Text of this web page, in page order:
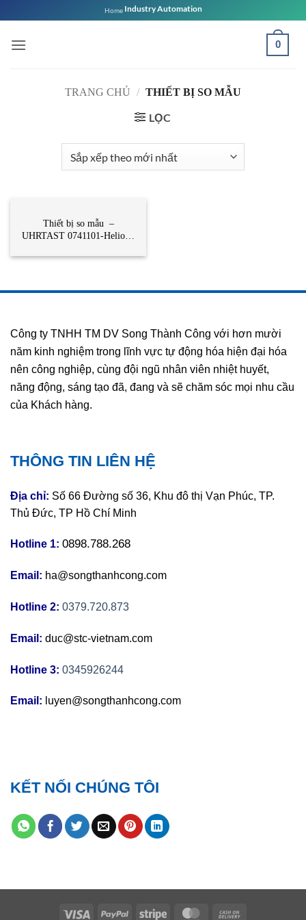
qua
nội
Home Industry Automation
0
TRANG CHỦ / THIẾT BỊ SO MẪU
LỌC
Thiết bị so mẫu –
UHRTAST 0741101-Helios -
Nam
Công ty TNHH TM DV Song Thành Công với hơn mười
năm kinh nghiệm trong lĩnh vực tự động hóa hiện đại hóa
nên công nghiệp, cùng đội ngũ nhân viên nhiệt huyết,
năng động, sáng tạo đã, đang và sẽ chăm sóc mọi nhu cầu
của Khách hàng.
THÔNG TIN LIÊN HỆ
Địa chỉ: Số 66 Đường số 36, Khu đô thị Vạn Phúc, TP.
Thủ Đức, TP Hồ Chí Minh
Hotline 1: 0898.788.268
Email: ha@songthanhcong.com
Hotline 2: 0379.720.873
Email: duc@stc-vietnam.com
Hotline 3: 0345926244
Email: luyen@songthanhcong.com
KẾT NỐI CHÚNG TÔI
Visa PayPal Stripe MasterCard